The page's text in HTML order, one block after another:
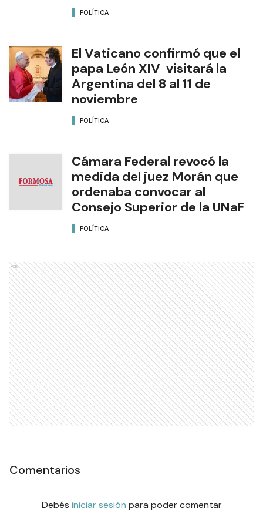
POLÍTICA
El Vaticano confirmó que el
papa León XIV visitará la
Argentina del 8 al 11 de
noviembre
POLÍTICA
Cámara Federal revocó la
medida del juez Morán que
ordenaba convocar al
Consejo Superior de la UNaF
POLÍTICA
Ads
Comentarios
Debés iniciar sesión para poder comentar